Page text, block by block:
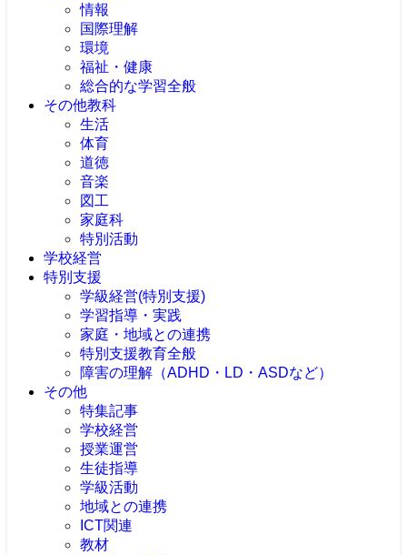
情報
国際理解
環境
福祉・健康
総合的な学習全般
その他教科
生活
体育
道徳
音楽
図工
家庭科
特別活動
学校経営
特別支援
学級経営(特別支援)
学習指導・実践
家庭・地域との連携
特別支援教育全般
障害の理解（ADHD・LD・ASDなど）
その他
特集記事
学校経営
授業運営
生徒指導
学級活動
地域との連携
ICT関連
教材